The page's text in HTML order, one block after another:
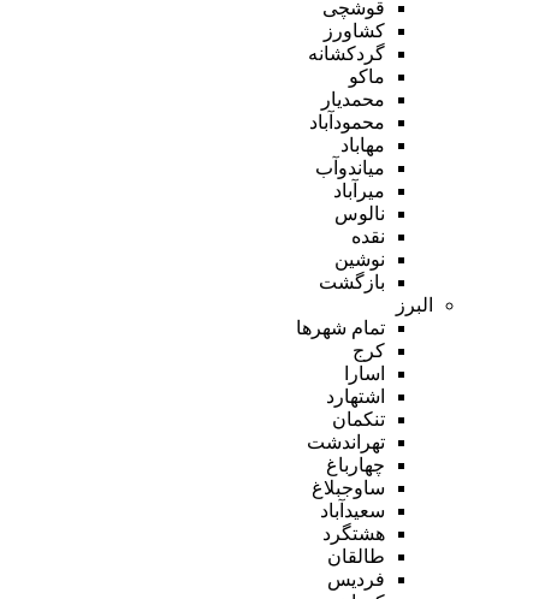
قوشچی
کشاورز
گردکشانه
ماکو
محمدیار
محمودآباد
مهاباد
میاندوآب
میرآباد
نالوس
نقده
نوشین
بازگشت
البرز
تمام شهر‌ها
کرج
اسارا
اشتهارد
تنکمان
تهراندشت
چهارباغ
ساوجبلاغ
سعیدآباد
هشتگرد
طالقان
فردیس